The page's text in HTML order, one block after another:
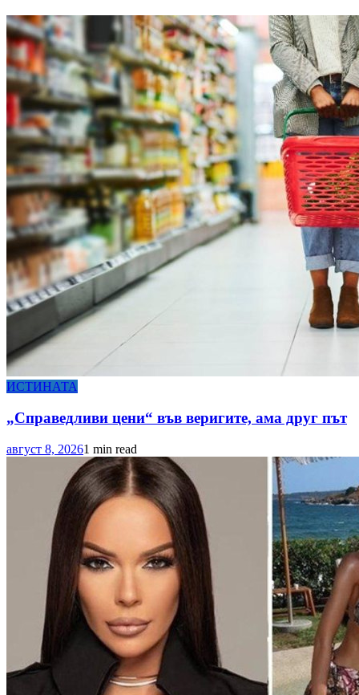
ИСТИНАТА
„Справедливи цени“ във веригите, ама друг път
август 8, 20261 min read